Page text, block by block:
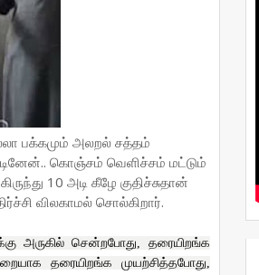
பக்கமும் அலறல் சத்தம்
கொஞ்சம் வெளிச்சம் மட்டும்
10 அடி கீழே குதிச்சுதான்
விலகாமல் சொல்கிறார்.
அருகில் சென்றபோது, தரையிறங்க
தரையிறங்க முயற்சித்தபோது,